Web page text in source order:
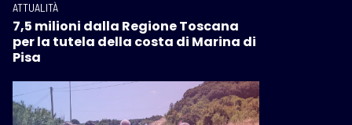
ATTUALITÀ
7,5 milioni dalla Regione Toscana
per la tutela della costa di Marina di
Pisa